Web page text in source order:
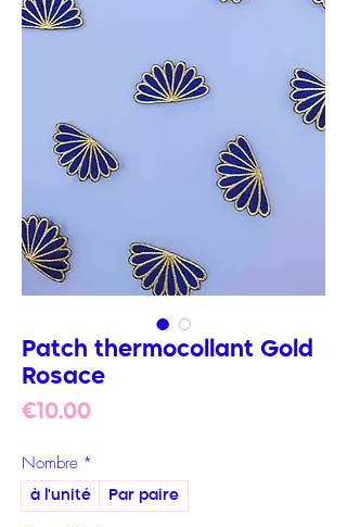
Patch thermocollant Gold
Rosace
€10.00Price
Nombre *
à l'unité Par paire